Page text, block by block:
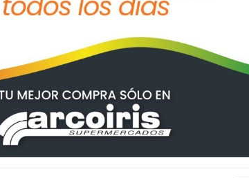
molestos en distintos barrios de Arroyo Seco
ARROYO SECO